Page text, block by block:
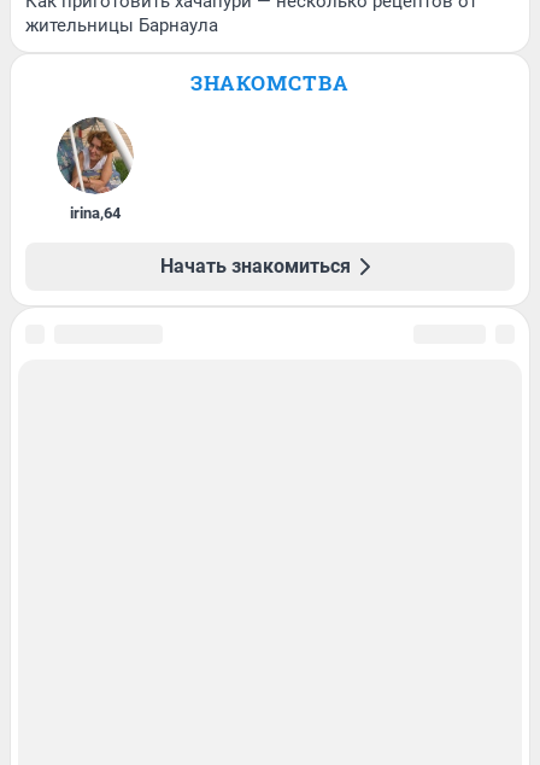
жительницы Барнаула
ЗНАКОМСТВА
irina,64
Начать знакомиться